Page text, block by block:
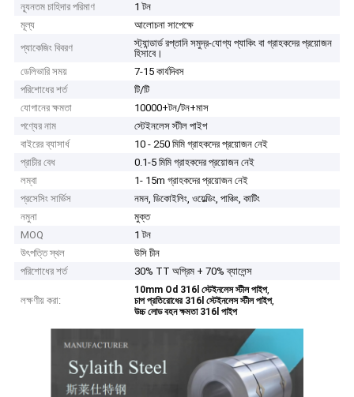
ন্যূনতম চাহিদার পরিমাণ
1 টন
মূল্য
আলোচনা সাপেক্ষে
প্যাকেজিং বিবরণ
স্ট্যান্ডার্ড রপ্তানি সমুদ্র-যোগ্য প্যাকিং বা গ্রাহকদের প্রয়োজন
হিসাবে।
ডেলিভারি সময়
7-15 কার্যদিবস
পরিশোধের শর্ত
টি/টি
যোগানের ক্ষমতা
10000+টন/টন+মাস
পণ্যের নাম
স্টেইনলেস স্টীল পাইপ
বাইরের ব্যাসার্ধ
10 - 250 মিমি গ্রাহকদের প্রয়োজন নেই
প্রাচীর বেধ
0.1-5 মিমি গ্রাহকদের প্রয়োজন নেই
লম্বা
1- 15m গ্রাহকদের প্রয়োজন নেই
প্রসেসিং সার্ভিস
নমন, ডিকোইলিং, ওয়েল্ডিং, পাঞ্চিং, কাটিং
নমুনা
মুক্ত
MOQ
1 টন
উৎপত্তি স্থল
উসি চীন
পরিশোধের শর্ত
30% TT অগ্রিম + 70% ব্যালেন্স
লক্ষণীয় করা:
10mm Od 316l স্টেইনলেস স্টীল পাইপ,
চাপ প্রতিরোধের 316l স্টেইনলেস স্টীল পাইপ,
উচ্চ লোড বহন ক্ষমতা 316l পাইপ